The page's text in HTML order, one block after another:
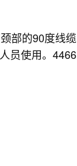
部的90度线缆
员使用。4466